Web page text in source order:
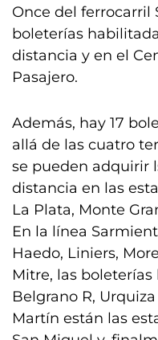
Once del ferrocarril
boleterías
distancia y en el
Pasajero.
Además, hay 17
allá de las cuatro
se pueden adquirir
distancia en las
La Plata, Monte
En la línea
Haedo, Liniers,
Mitre, las
Belgrano R,
Martín están las